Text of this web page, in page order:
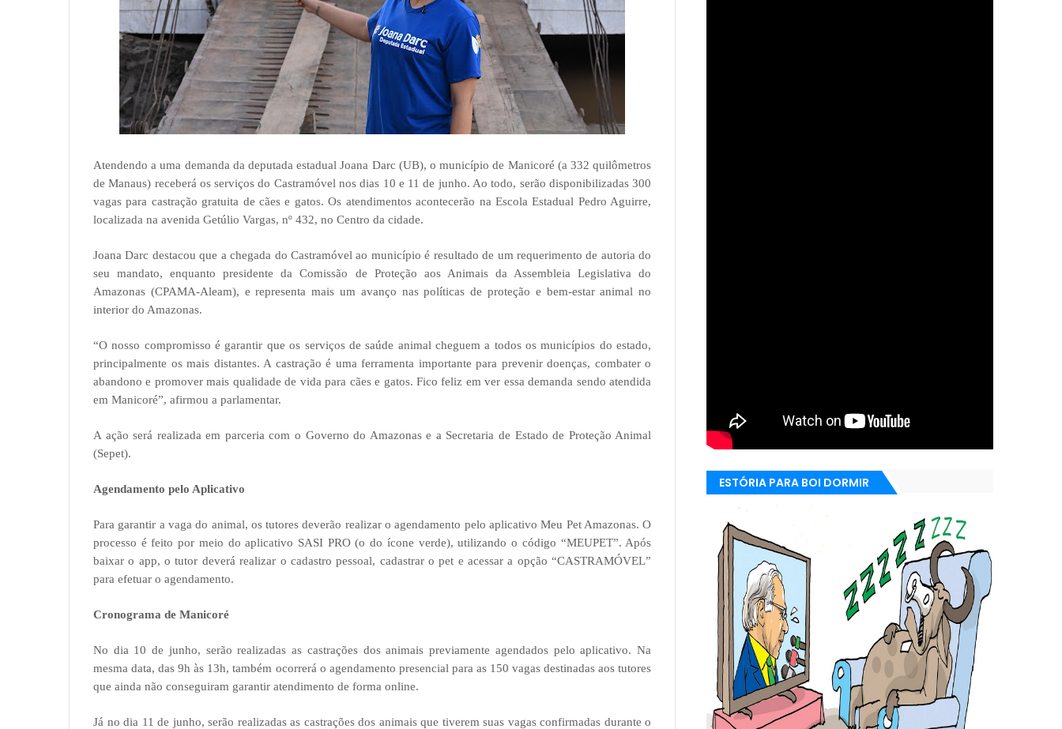
Atendendo a uma demanda da deputada estadual Joana Darc (UB), o município de Manicoré (a 332 quilômetros
de Manaus) receberá os serviços do Castramóvel nos dias 10 e 11 de junho. Ao todo, serão disponibilizadas 300
vagas para castração gratuita de cães e gatos. Os atendimentos acontecerão na Escola Estadual Pedro Aguirre,
localizada na avenida Getúlio Vargas, nº 432, no Centro da cidade.
Joana Darc destacou que a chegada do Castramóvel ao município é resultado de um requerimento de autoria do
seu mandato, enquanto presidente da Comissão de Proteção aos Animais da Assembleia Legislativa do
Amazonas (CPAMA-Aleam), e representa mais um avanço nas políticas de proteção e bem-estar animal no
interior do Amazonas.
“O nosso compromisso é garantir que os serviços de saúde animal cheguem a todos os municípios do estado,
principalmente os mais distantes. A castração é uma ferramenta importante para prevenir doenças, combater o
abandono e promover mais qualidade de vida para cães e gatos. Fico feliz em ver essa demanda sendo atendida
em Manicoré”, afirmou a parlamentar.
A ação será realizada em parceria com o Governo do Amazonas e a Secretaria de Estado de Proteção Animal
(Sepet).
Agendamento pelo Aplicativo
Para garantir a vaga do animal, os tutores deverão realizar o agendamento pelo aplicativo Meu Pet Amazonas. O
processo é feito por meio do aplicativo SASI PRO (o do ícone verde), utilizando o código “MEUPET”. Após
baixar o app, o tutor deverá realizar o cadastro pessoal, cadastrar o pet e acessar a opção “CASTRAMÓVEL”
para efetuar o agendamento.
Cronograma de Manicoré
No dia 10 de junho, serão realizadas as castrações dos animais previamente agendados pelo aplicativo. Na
mesma data, das 9h às 13h, também ocorrerá o agendamento presencial para as 150 vagas destinadas aos tutores
que ainda não conseguiram garantir atendimento de forma online.
Já no dia 11 de junho, serão realizadas as castrações dos animais que tiverem suas vagas confirmadas durante o
ESTÓRIA PARA BOI DORMIR